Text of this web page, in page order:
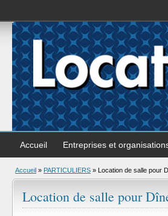
Accueil Entreprises et
Accueil » PARTICULIERS » Location de salle pour
Location de salle pour